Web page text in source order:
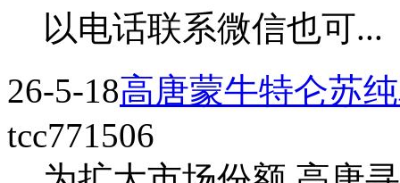
以电话联系微信也可...
26-5-18高唐蒙牛特仑苏
tcc771506